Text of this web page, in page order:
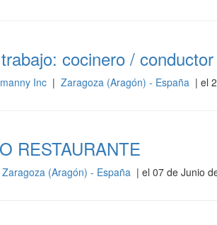
cocinero /
Inc | Zaragoza (Aragón) - España | el
RESTAURANTE
Zaragoza (Aragón) - España | el 07 de Junio